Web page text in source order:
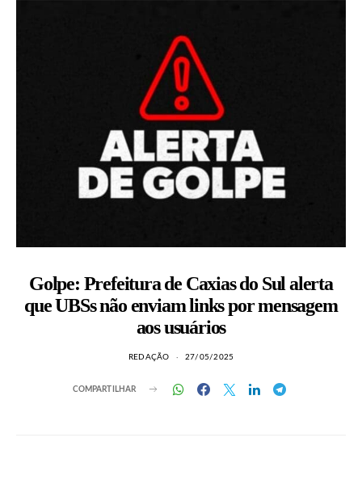
Golpe: Prefeitura de Caxias do Sul alerta
que UBSs não enviam links por mensagem
aos usuários
REDAÇÃO 27/05/2025
COMPARTILHAR